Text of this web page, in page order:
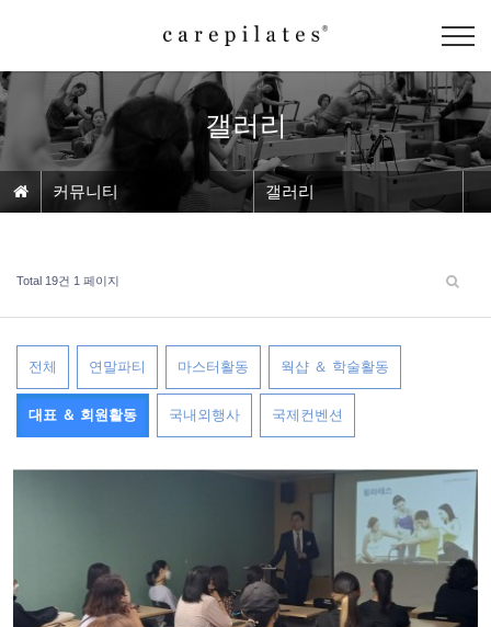
갤러리
커뮤니티 갤러리
Total 19건 1 페이지
전체 연말파티 마스터활동 웍샵 ＆ 학술활동
대표 ＆ 회원활동 국내외행사 국제컨벤션